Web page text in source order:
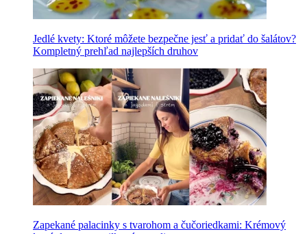
Jedlé kvety: Ktoré môžete bezpečne jesť a pridať do šalátov?
Kompletný prehľad najlepších druhov
Zapekané palacinky s tvarohom a čučoriedkami: Krémový